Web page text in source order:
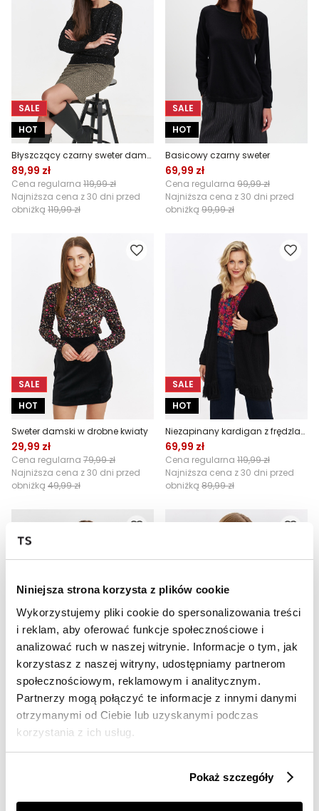
Niniejsza strona korzysta z plików cookie
Wykorzystujemy pliki cookie do spersonalizowania treści
i reklam, aby oferować funkcje społecznościowe i
analizować ruch w naszej witrynie. Informacje o tym, jak
korzystasz z naszej witryny, udostępniamy partnerom
społecznościowym, reklamowym i analitycznym.
Partnerzy mogą połączyć te informacje z innymi danymi
otrzymanymi od Ciebie lub uzyskanymi podczas
korzystania z ich usług.
Pokaż szczegóły
SALE
HOT
Błyszczący czarny sweter damski
89,99 zł
Cena regularna 119,99 zł
Najniższa cena z 30 dni przed
obniżką 119,99 zł
SALE
HOT
Basicowy czarny sweter
69,99 zł
Cena regularna 99,99 zł
Najniższa cena z 30 dni przed
obniżką 99,99 zł
SALE
HOT
Sweter damski w drobne kwiaty
29,99 zł
Cena regularna 79,99 zł
Najniższa cena z 30 dni przed
obniżką 49,99 zł
SALE
HOT
Niezapinany kardigan z frędzlami, czarny
69,99 zł
Cena regularna 119,99 zł
Najniższa cena z 30 dni przed
obniżką 89,99 zł
SALE
HOT
39,99 zł
Cena regularna 99,99 zł
Najniższa cena z 30 dni przed
SALE
HOT
Sweter damski długi rękaw
59,99 zł
Najniższa cena z 30 dni przed